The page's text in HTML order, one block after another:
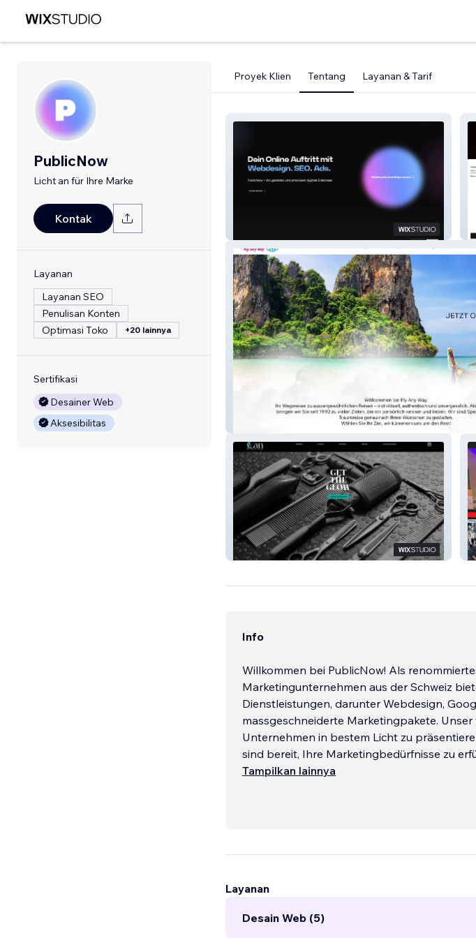
PublicNow
Licht an für Ihre Marke
Kontak
Layanan
Layanan SEO
Penulisan Konten
Optimasi Toko
+20 lainnya
Sertifikasi
Desainer Web
Aksesibilitas
Proyek Klien Tentang Layanan & Tarif
Coiffeurcan
Info
Willkommen bei PublicNow! Als
Marketingunternehmen aus der Schweiz
Dienstleistungen, darunter Webdesign,
massgeschneiderte Marketingpakete.
Unternehmen in bestem Licht zu
sind bereit, Ihre Marketingbedürfnisse zu
Tampilkan lainnya
Layanan
Desain Web (5)